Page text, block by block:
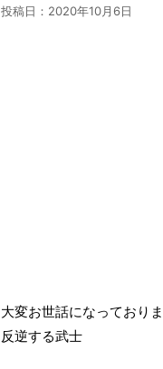
投稿日： 2020年10月6日
大変お世話になっておりま
反逆する武士